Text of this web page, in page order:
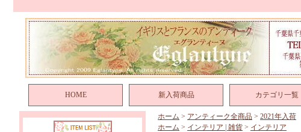
HOME 新入荷商品 カテゴリ一覧
ホーム > アンティーク全商品 > 2021年入荷
ホーム > インテリア | 雑貨 > インテリア